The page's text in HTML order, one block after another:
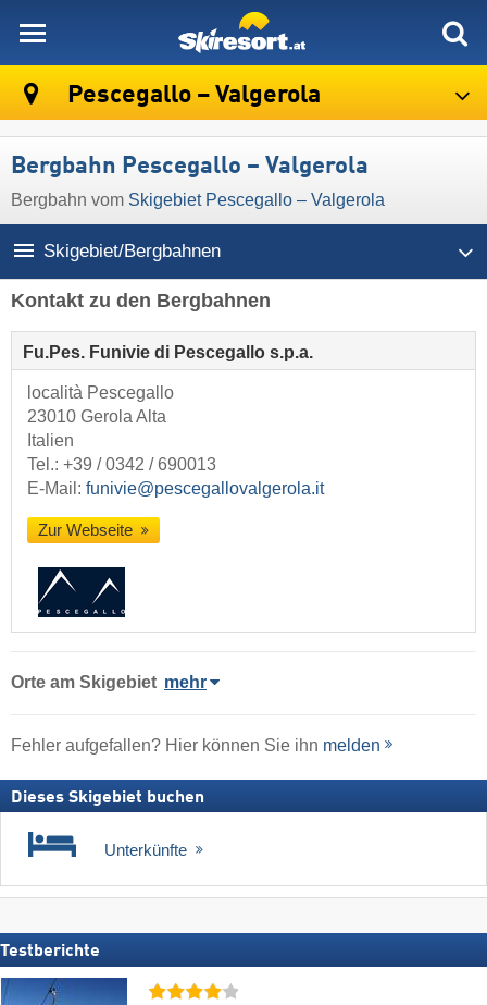
Pescegallo – Valgerola
Bergbahn Pescegallo – Valgerola
Bergbahn vom Skigebiet Pescegallo – Valgerola
Skigebiet/Bergbahnen
Kontakt zu den Bergbahnen
Fu.Pes. Funivie di Pescegallo s.p.a.
località Pescegallo
23010 Gerola Alta
Italien
Tel.: +39 / 0342 / 690013
E-Mail: funivie@pescegallovalgerola.it
Zur Webseite
Orte am Skigebiet mehr
Fehler aufgefallen? Hier können Sie ihn melden
Dieses Skigebiet buchen
Unterkünfte
Testberichte